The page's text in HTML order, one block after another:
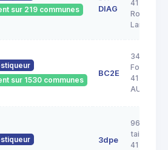
sur 219 communes
DIAG
41200
Lanthenay
sur 1530 communes
BC2E
34 Rue de
Forêt
41240
3dpe
96 rue de
taille
41700